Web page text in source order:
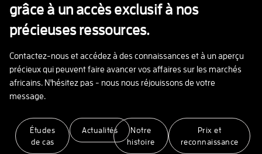
grâce à un accès exclusif à nos
précieuses ressources.
Contactez-nous et accédez à des connaissances et à un aperçu
précieux qui peuvent faire avancer vos affaires sur les marchés
africains. N'hésitez pas - nous nous réjouissons de votre
message.
Études
de cas
Actualités
Notre
histoire
Prix et
reconnaissance